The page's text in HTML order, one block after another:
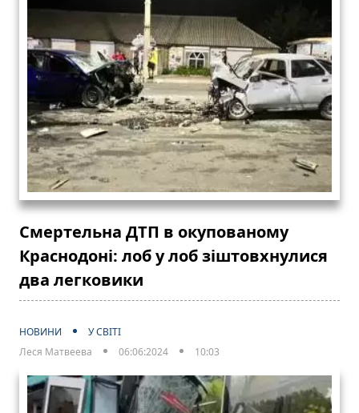
Смертельна ДТП в окупованому
Краснодоні: лоб у лоб зіштовхнулися
два легковики
НОВИНИ
У СВІТІ
Леся Матвеева
06:06:2024 10:03